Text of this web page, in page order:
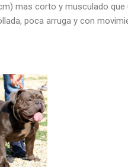
mas corto y musculado que
poca arruga y con